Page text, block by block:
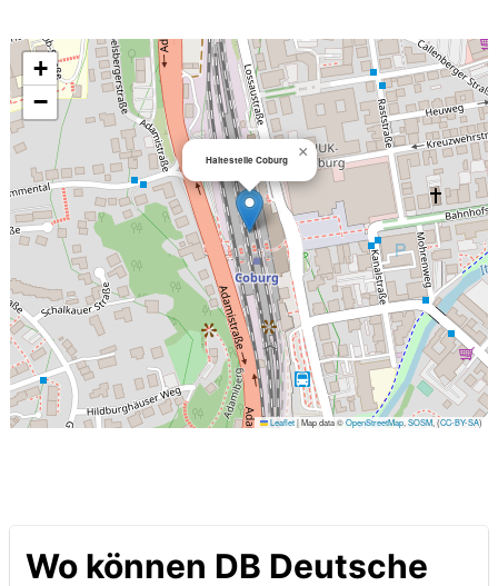
Haltestelle Coburg ×
+
−
Leaflet|Map data ©OpenStreetMap ,SOSM , (CC-BY-SA)
Wo können DB Deutsche